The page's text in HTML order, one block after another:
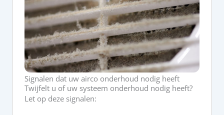
Signalen dat uw airco onderhoud nodig heeft
Twijfelt u of uw systeem onderhoud nodig heeft?
Let op deze signalen: